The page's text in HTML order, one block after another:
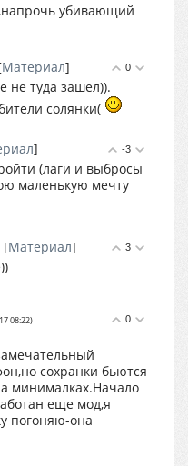
убивающий
0
Материал]
не туда зашел)).
солянки(
-3
]
(лаги и выбросы
маленькую мечту
3
[Материал]
0
08:22)
сохранки бьются
минималках.Начало
еще мод,я
погоняю-она